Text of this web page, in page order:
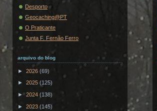
Desporto
Geocaching@PT
O Praticante
Junta F. Fernão Ferro
arquivo do blog
► 2026 (69)
► 2025 (125)
► 2024 (138)
► 2023 (145)